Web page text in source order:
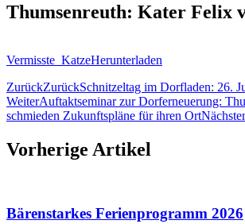
Thumsenreuth: Kater Felix
Vermisste_KatzeHerunterladen
ZurückZurückSchnitzeltag im Dorfladen: 26.
WeiterAuftaktseminar zur Dorferneuerung:
schmieden Zukunftspläne für ihren OrtNächster
Vorherige Artikel
Bärenstarkes Ferienprogramm 2026